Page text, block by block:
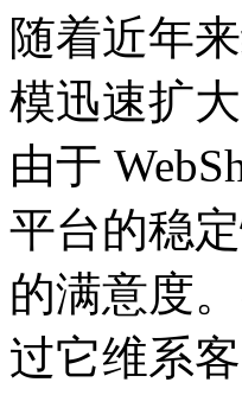
随着近年
模迅速扩大
由于
平台的稳
的满意度
过它维系客